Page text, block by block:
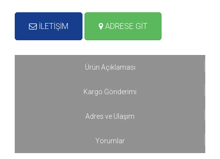
İLETİŞİM ADRESE GİT
Ürün Açıklaması
Kargo Gönderimi
Adres ve Ulaşım
Yorumlar